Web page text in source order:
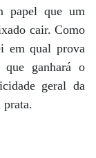
papel que um
cair. Como
em qual prova
que ganhará o
geral da
prata.